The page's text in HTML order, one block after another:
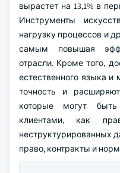
вырастет на 13,1% в
Инструменты
нагрузку процессов и
самым повышая
отрасли. Кроме того,
естественного языка
точность и
которые могут
клиентами, как
неструктурированных
право, контракты и